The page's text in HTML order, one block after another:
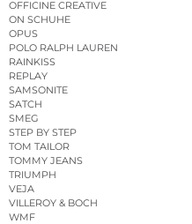
OFFICINE CREATIVE
ON SCHUHE
OPUS
POLO RALPH LAUREN
RAINKISS
REPLAY
SAMSONITE
SATCH
SMEG
STEP BY STEP
TOM TAILOR
TOMMY JEANS
TRIUMPH
VEJA
VILLEROY & BOCH
WMF